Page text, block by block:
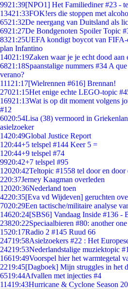
9921:39[NPO1] Het Familiediner #23 -
13421:33FOK!ers die stoppen met
6521:32De neergang van Duitsland als
6921:27De Bondgenoten Spoiler Topic
8321:25UEFA kondigt boycot van FIFA-
plan Infantino
14021:19Zaken waar je je echt dood
6821:18Spaanstalige nummers #34 A
verano?
111 21:17[Wielrennen #616] Brennan!
27021:15Het enige echte LEGO-topic
16921:13Wat is op dit moment volgens
#12
6020:54Lisa (38) vermoord in
asielzoeker
1420:49Global Justice Report
1 20:44+5 telspel #144 Keer 5 =
1 20:44+9 telspel #74
9920:42+7 telspel #95
12020:42Teltopic #1558 tel door en door
220:37Jerney Kaagman overleden
12020:36Nederland toen
4220:35[Eva vd Wijdeven] geruchten
7020:29Een tactische/militaire analyse
14620:24[SBS6] Vandaag Inside #136 -
23820:22Speciaalbieren #80: another
1520:17Radio 2 #145 Ruud 66
24719:58Asielzoekers #22 : Het
24219:53Nederlandstalige muziektopic
16619:49Voorspel hier het warmtegetal
2219:45[Dagboek] Mijn struggles in het
6519:44Afvallen met injecties #4
11419:43Hurricane & Cyclone Season